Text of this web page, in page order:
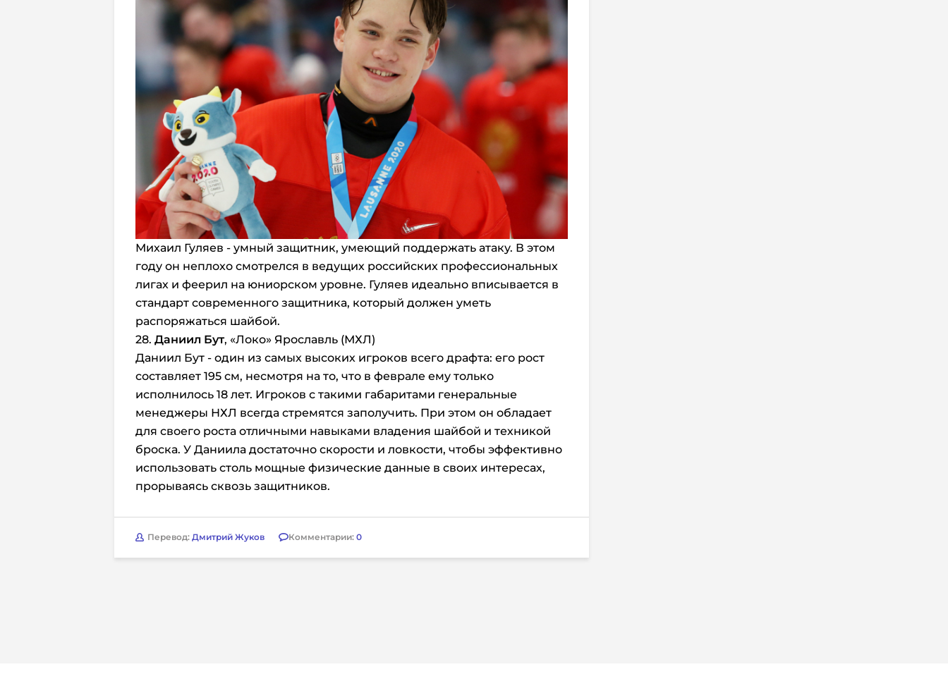
Михаил Гуляев - умный защитник, умеющий поддержать атаку. В этом
году он неплохо смотрелся в ведущих российских профессиональных
лигах и феерил на юниорском уровне. Гуляев идеально вписывается в
стандарт современного защитника, который должен уметь
распоряжаться шайбой.
28. Даниил Бут, «Локо» Ярославль (МХЛ)
Даниил Бут - один из самых высоких игроков всего драфта: его рост
составляет 195 см, несмотря на то, что в феврале ему только
исполнилось 18 лет. Игроков с такими габаритами генеральные
менеджеры НХЛ всегда стремятся заполучить. При этом он обладает
для своего роста отличными навыками владения шайбой и техникой
броска. У Даниила достаточно скорости и ловкости, чтобы эффективно
использовать столь мощные физические данные в своих интересах,
прорываясь сквозь защитников.
Перевод: Дмитрий Жуков Комментарии: 0